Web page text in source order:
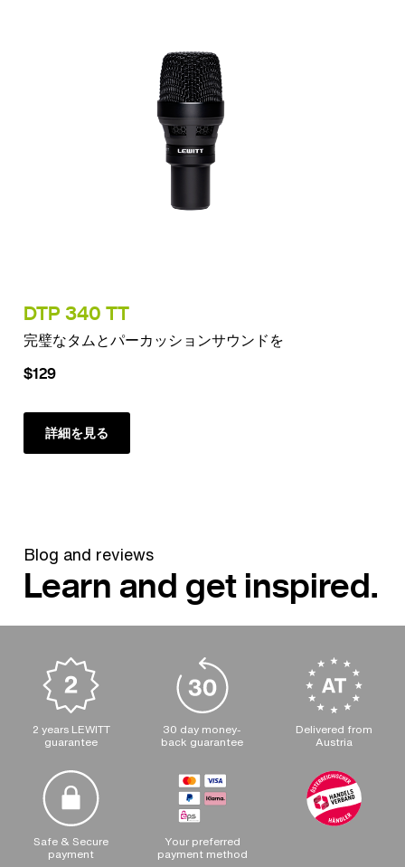
DTP 340 TT
完璧なタムとパーカッションサウンドを
$129
詳細を見る
Blog and reviews
Learn and get inspired.
2 years LEWITT
guarantee
30 day money-
back guarantee
Delivered from
Austria
Safe & Secure
payment
Your preferred
payment method